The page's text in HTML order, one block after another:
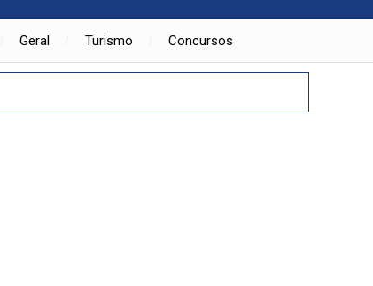
Geral Turismo Concursos